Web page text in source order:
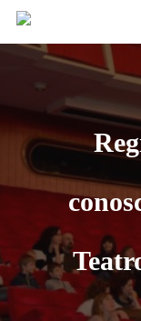
Passa
al
contenuto